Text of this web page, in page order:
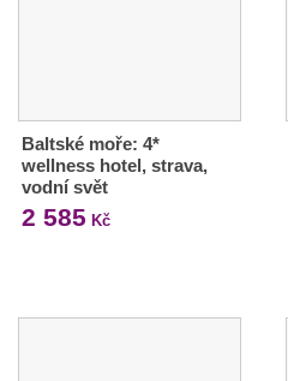
Baltské moře: 4*
wellness hotel, strava,
vodní svět
2 585 Kč